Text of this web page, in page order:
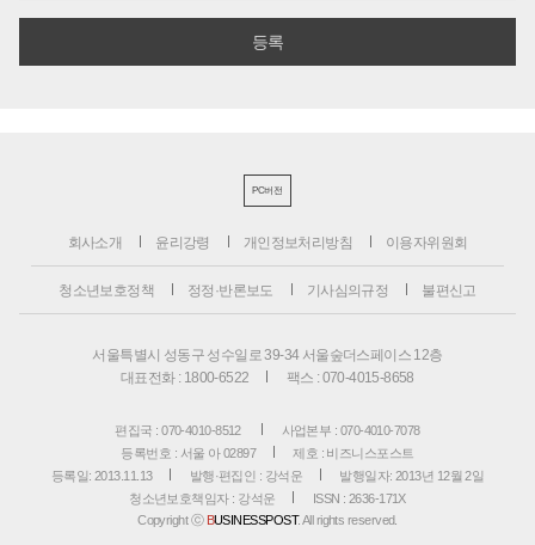
PC버전
회사소개 윤리강령 개인정보처리방침 이용자위원회
청소년보호정책 정정·반론보도 기사심의규정 불편신고
서울특별시 성동구 성수일로 39-34 서울숲더스페이스 12층
대표전화 : 1800-6522
팩스 : 070-4015-8658
편집국 : 070-4010-8512
사업본부 : 070-4010-7078
등록번호 : 서울 아 02897
제호 : 비즈니스포스트
등록일: 2013.11.13
발행·편집인 : 강석운
발행일자: 2013년 12월 2일
청소년보호책임자 : 강석운
ISSN : 2636-171X
Copyright ⓒ BUSINESSPOST. All rights reserved.